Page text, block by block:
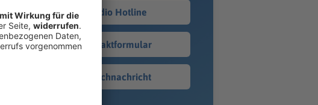
Studio Hotline
Kontaktformular
Sprachnachricht